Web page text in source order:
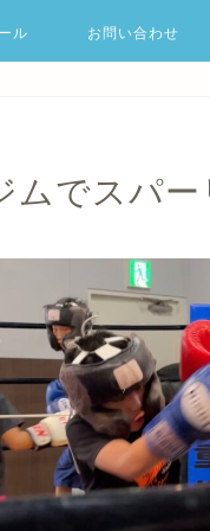
ル お問い合わせ
ムでスパ